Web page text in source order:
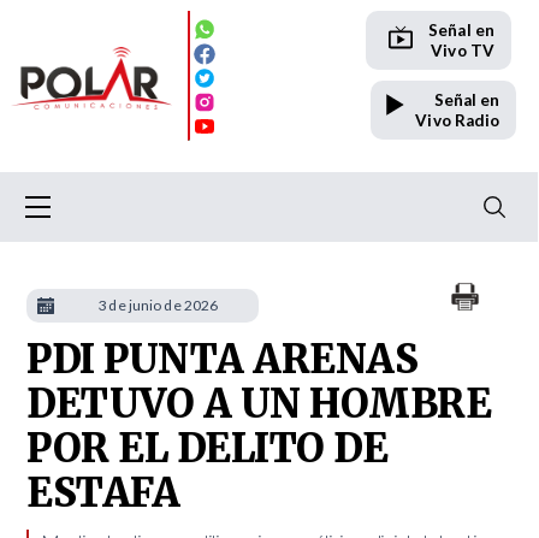
Señal en
Vivo TV
Señal en
Vivo Radio
PDI PUNTA ARENAS
DETUVO A UN HOMBRE
POR EL DELITO DE
ESTAFA
3 de junio de 2026